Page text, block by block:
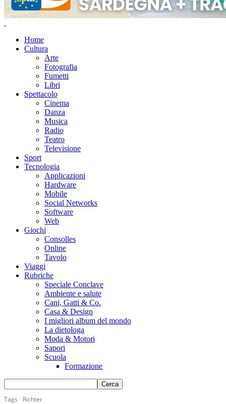
Home
Cultura
Arte
Fotografia
Fumetti
Libri
Spettacolo
Cinema
Danza
Musica
Radio
Teatro
Televisione
Sport
Tecnologia
Applicazioni
Hardware
Mobile
Social Networks
Software
Web
Giochi
Consolles
Online
Tavolo
Viaggi
Rubriche
Speciale Conclave
Ambiente e salute
Cani, Gatti & Co.
Casa & Design
I migliori album del mondo
La dietologa
Moda & Motori
Sapori
Scuola
Formazione
Tags Richter